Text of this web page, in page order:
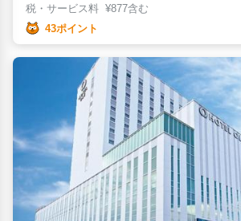
税・サービス料 ¥877含む
43ポイント